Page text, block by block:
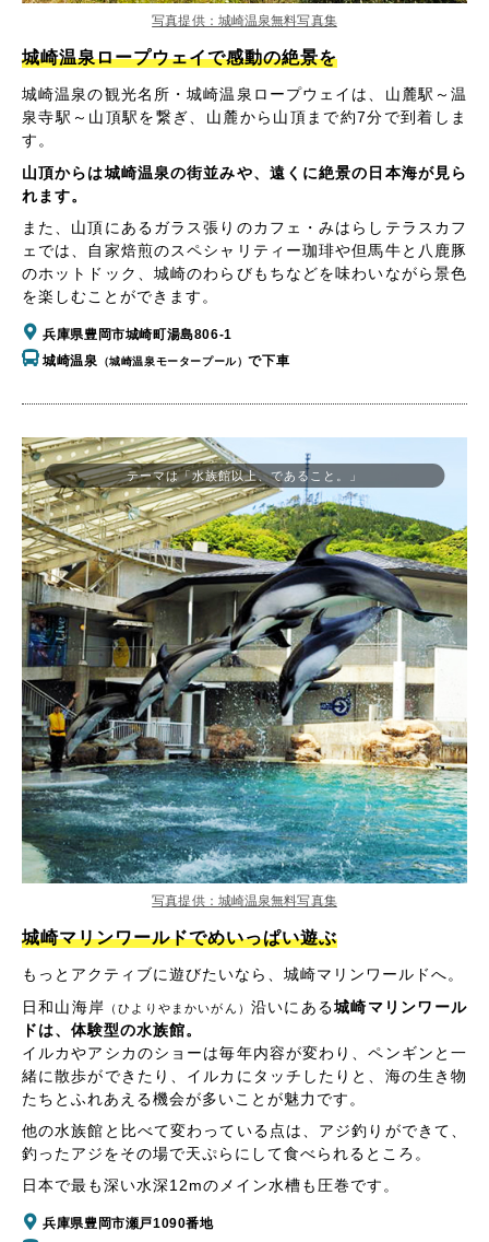
写真提供：城崎温泉無料写真集
城崎温泉ロープウェイで感動の絶景を
城崎温泉の観光名所・城崎温泉ロープウェイは、山麓駅～温
泉寺駅～山頂駅を繋ぎ、山麓から山頂まで約7分で到着しま
す。
山頂からは城崎温泉の街並みや、遠くに絶景の日本海が見ら
れます。
また、山頂にあるガラス張りのカフェ・みはらしテラスカフ
ェでは、自家焙煎のスペシャリティー珈琲や但馬牛と八鹿豚
のホットドック、城崎のわらびもちなどを味わいながら景色
を楽しむことができます。
兵庫県豊岡市城崎町湯島806-1
城崎温泉 （城崎温泉モータープール）で下車
城崎マリンワールドでめいっぱい遊ぶ
もっとアクティブに遊びたいなら、城崎マリンワールドへ。
日和山海岸 （ひよりやまかいがん） 沿いにある城崎マリンワール
ドは、体験型の水族館。
イルカやアシカのショーは毎年内容が変わり、ペンギンと一
緒に散歩ができたり、イルカにタッチしたりと、海の生き物
たちとふれあえる機会が多いことが魅力です。
他の水族館と比べて変わっている点は、アジ釣りができて、
釣ったアジをその場で天ぷらにして食べられるところ。
日本で最も深い水深12mのメイン水槽も圧巻です。
兵庫県豊岡市瀬戸1090番地
テーマは「水族館以上、であること。」
写真提供：城崎温泉無料写真集